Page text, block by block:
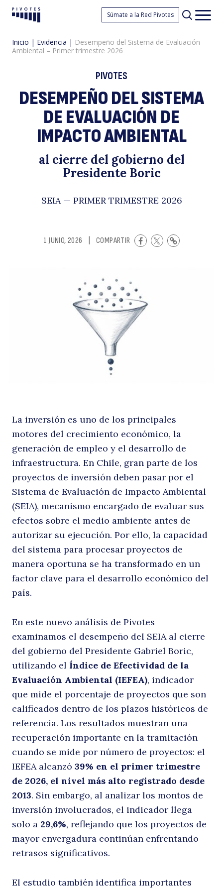
–
Pivotes Súmate a la Red Pivotes
Buscar
Inicio | Evidencia | Desempeño del Sistema de Evaluación
Ambiental – Primer trimestre 2026
PIVOTES
DESEMPEÑO DEL SISTEMA
DE EVALUACIÓN DE
IMPACTO AMBIENTAL
al cierre del gobierno del
Presidente Boric
SEIA — PRIMER TRIMESTRE 2026
1 JUNIO, 2026 COMPARTIR
La inversión es uno de los principales
motores del crecimiento económico, la
generación de empleo y el desarrollo de
infraestructura. En Chile, gran parte de los
proyectos de inversión deben pasar por el
Sistema de Evaluación de Impacto Ambiental
(SEIA), mecanismo encargado de evaluar sus
efectos sobre el medio ambiente antes de
autorizar su ejecución. Por ello, la capacidad
del sistema para procesar proyectos de
manera oportuna se ha transformado en un
factor clave para el desarrollo económico del
país.
En este nuevo análisis de Pivotes
examinamos el desempeño del SEIA al cierre
del gobierno del Presidente Gabriel Boric,
utilizando el Índice de Efectividad de la
Evaluación Ambiental (IEFEA), indicador
que mide el porcentaje de proyectos que son
calificados dentro de los plazos históricos de
referencia. Los resultados muestran una
recuperación importante en la tramitación
cuando se mide por número de proyectos: el
IEFEA alcanzó 39% en el primer trimestre
de 2026, el nivel más alto registrado desde
2013. Sin embargo, al analizar los montos de
inversión involucrados, el indicador llega
solo a 29,6%, reflejando que los proyectos de
mayor envergadura continúan enfrentando
retrasos significativos.
El estudio también identifica importantes